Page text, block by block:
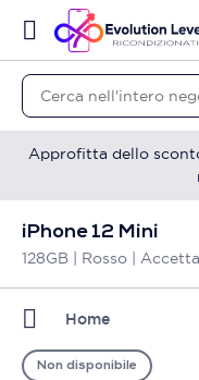
Approfitta dello
iPhone 12 Mini
128GB | Rosso |
Home
Non disponibile